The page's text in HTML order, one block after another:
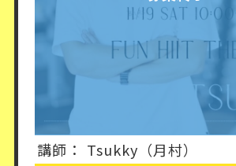
講師： Tsukky（月村）